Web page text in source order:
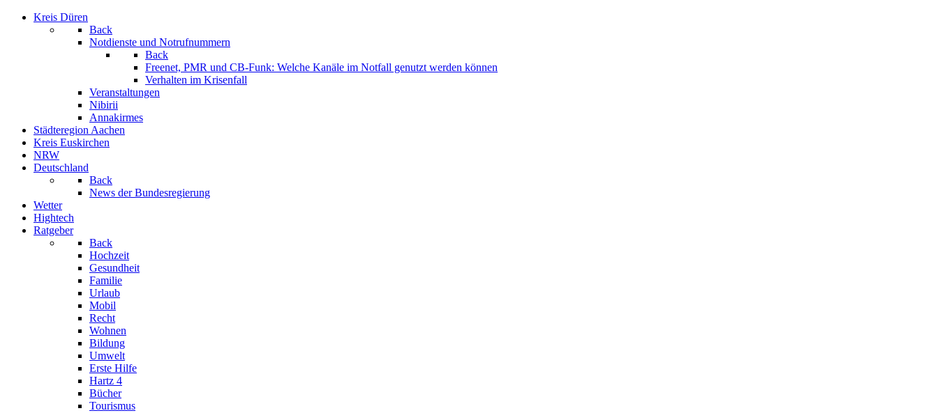
Kreis Düren
Back
Notdienste und Notrufnummern
Back
Freenet, PMR und CB-Funk: Welche Kanäle im Notfall genutzt werden können
Verhalten im Krisenfall
Veranstaltungen
Nibirii
Annakirmes
Städteregion Aachen
Kreis Euskirchen
NRW
Deutschland
Back
News der Bundesregierung
Wetter
Hightech
Ratgeber
Back
Hochzeit
Gesundheit
Familie
Urlaub
Mobil
Recht
Wohnen
Bildung
Umwelt
Erste Hilfe
Hartz 4
Bücher
Tourismus